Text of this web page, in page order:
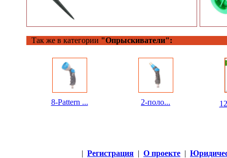
Так же в категории "Опрыскиватели":
8-Pattern ... 2-поло...
| Регистрация | О проекте |